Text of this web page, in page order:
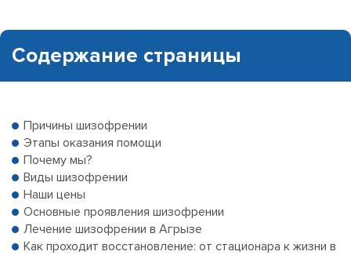
Содержание страницы
Причины шизофрении
Этапы оказания помощи
Почему мы?
Виды шизофрении
Наши цены
Основные проявления шизофрении
Лечение шизофрении в Агрызе
Как проходит восстановление: от стационара к жизни в